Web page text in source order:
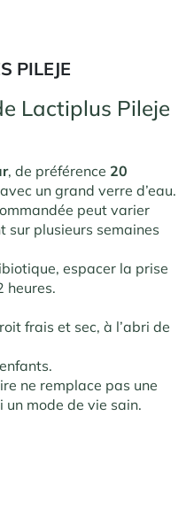
PILEJE
Lactiplus Pileje
, de préférence 20
avec un grand verre d’eau.
peut varier
sur plusieurs semaines
espacer la prise
heures.
frais et sec, à l’abri de
ne remplace pas une
mode de vie sain.